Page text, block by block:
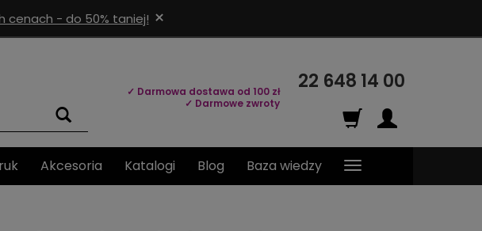
cenach - do 50% taniej! ×
✓ Darmowa dostawa od 100 zł
✓ Darmowe zwroty
22 648 14 00
Akcesoria Katalogi Blog Baza wiedzy